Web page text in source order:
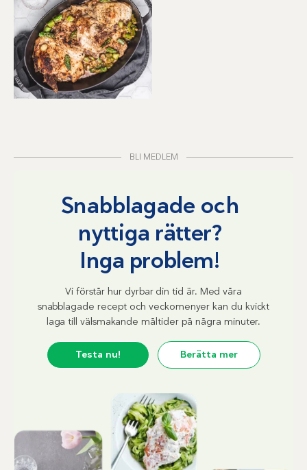
BLI MEDLEM
Snabblagade och
nyttiga rätter?
Inga problem!
Vi förstår hur dyrbar din tid är. Med våra
snabblagade recept och veckomenyer kan du kvickt
laga till välsmakande måltider på några minuter.
Testa nu! Berätta mer